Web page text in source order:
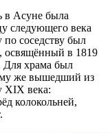
в Асуне была
следующего века
соседству был
освящённый в 1819
Для храма был
же вышедший из
XIX века:
колокольней,